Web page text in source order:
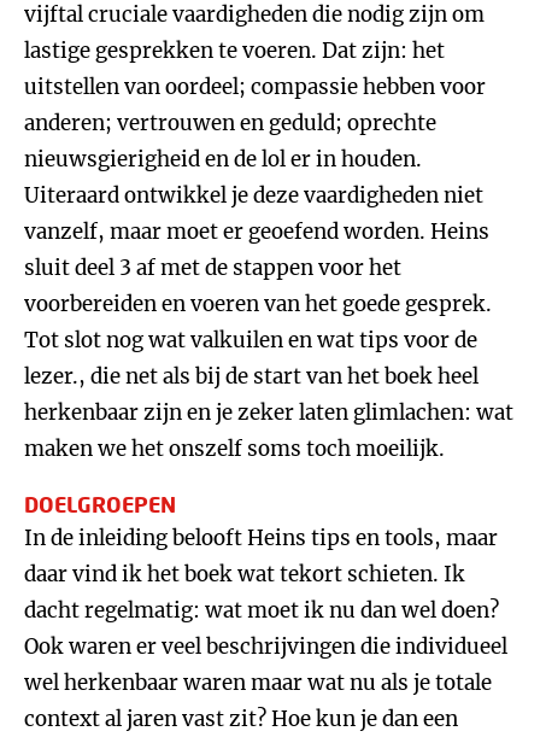
vijftal cruciale vaardigheden die nodig zijn om
lastige gesprekken te voeren. Dat zijn: het
uitstellen van oordeel; compassie hebben voor
anderen; vertrouwen en geduld; oprechte
nieuwsgierigheid en de lol er in houden.
Uiteraard ontwikkel je deze vaardigheden niet
vanzelf, maar moet er geoefend worden. Heins
sluit deel 3 af met de stappen voor het
voorbereiden en voeren van het goede gesprek.
Tot slot nog wat valkuilen en wat tips voor de
lezer., die net als bij de start van het boek heel
herkenbaar zijn en je zeker laten glimlachen: wat
maken we het onszelf soms toch moeilijk.
DOELGROEPEN
In de inleiding belooft Heins tips en tools, maar
daar vind ik het boek wat tekort schieten. Ik
dacht regelmatig: wat moet ik nu dan wel doen?
Ook waren er veel beschrijvingen die individueel
wel herkenbaar waren maar wat nu als je totale
context al jaren vast zit? Hoe kun je dan een